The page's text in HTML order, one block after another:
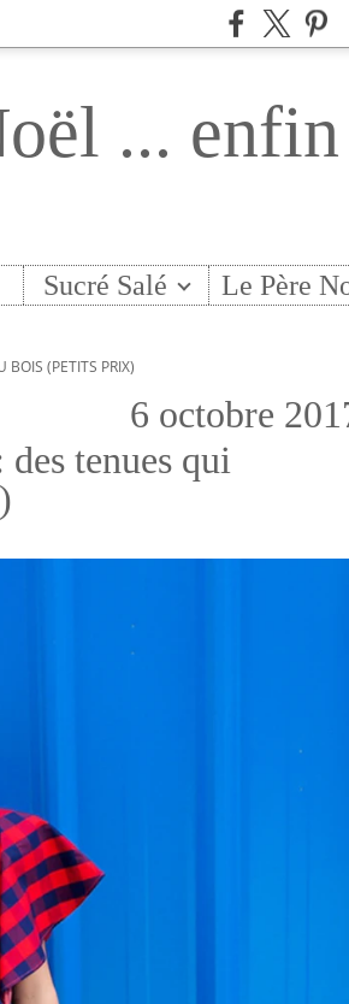
...
Sucré Salé Le Père
(PETITS PRIX)
6 octobre
tenues qui